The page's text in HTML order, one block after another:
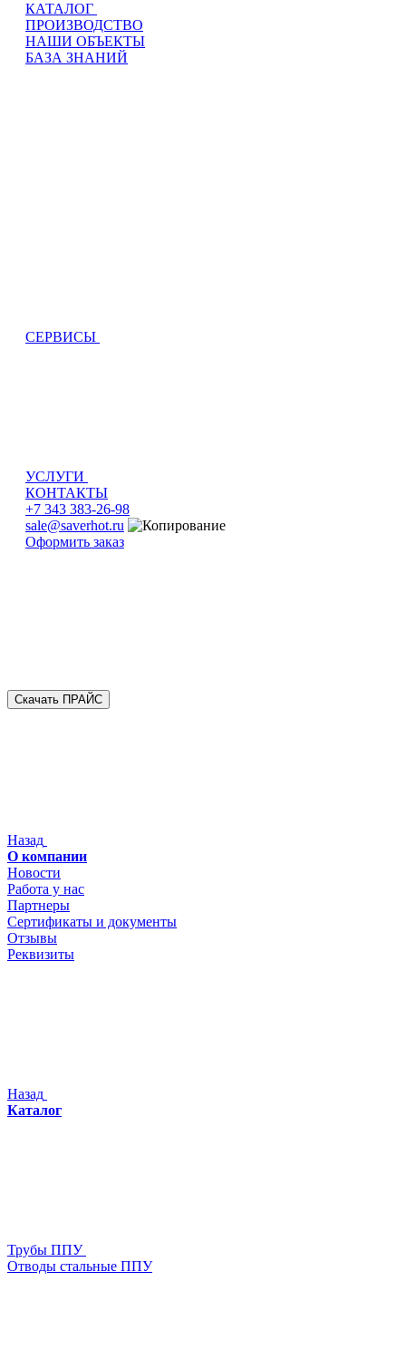
КАТАЛОГ
ПРОИЗВОДСТВО
НАШИ ОБЪЕКТЫ
БАЗА ЗНАНИЙ
СЕРВИСЫ
УСЛУГИ
КОНТАКТЫ
+7 343 383-26-98
sale@saverhot.ru
Оформить заказ
Скачать ПРАЙС
Назад
О компании
Новости
Работа у нас
Партнеры
Сертификаты и документы
Отзывы
Реквизиты
Назад
Каталог
Трубы ППУ
Отводы стальные ППУ